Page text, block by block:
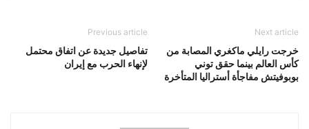
Previous article
تفاصيل جديدة عن اتفاق محتمل
لإنهاء الحرب مع إيران
Next article
خرجت رايلي ماكغري المصابة من
كأس العالم بينما حقق توني
بوبوفيتش مفاجأة أستراليا المتأخرة